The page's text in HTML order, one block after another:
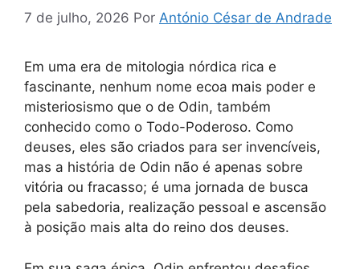
7 de julho, 2026 Por António César de Andrade
Em uma era de mitologia nórdica rica e
fascinante, nenhum nome ecoa mais poder e
misteriosismo que o de Odin, também
conhecido como o Todo-Poderoso. Como
deuses, eles são criados para ser invencíveis,
mas a história de Odin não é apenas sobre
vitória ou fracasso; é uma jornada de busca
pela sabedoria, realização pessoal e ascensão
à posição mais alta do reino dos deuses.